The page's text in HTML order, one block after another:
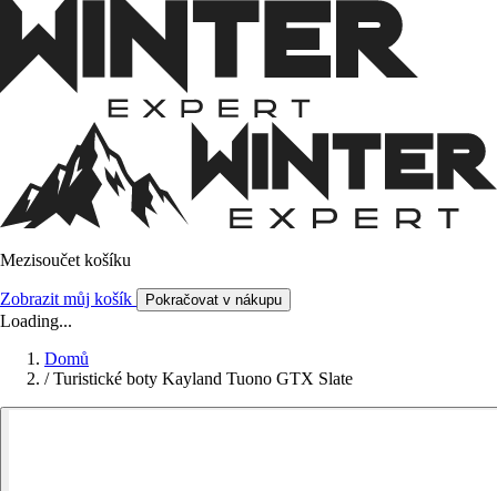
Mezisoučet košíku
Zobrazit můj košík Pokračovat v nákupu
Loading...
Domů
/ Turistické boty Kayland Tuono GTX Slate